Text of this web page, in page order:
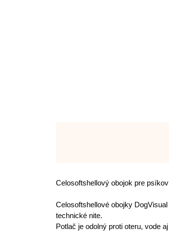
Celosoftshellový obojok pre
Celosoftshellové obojky
technické nite.
Potlač je odolný proti oteru, vode